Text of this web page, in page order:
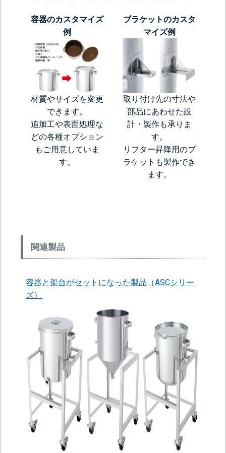
容器のカスタマイズ
例
材質やサイズを変更
できます。
追加工や表面処理な
どの各種オプション
もご用意していま
す。
ブラケットのカスタ
マイズ例
取り付け先の寸法や
部品にあわせた設
計・製作も承りま
す。
リフター昇降用のブ
ラケットも製作でき
ます。
関連製品
容器と架台がセットになった製品（ASCシリー
ズ）